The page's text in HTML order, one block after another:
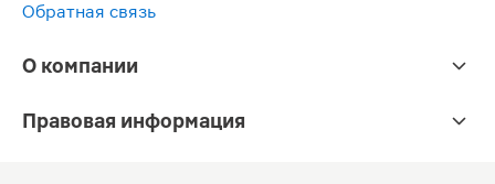
Обратная связь
О компании
Правовая информация